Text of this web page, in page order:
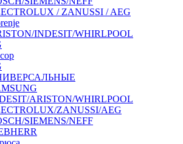
/ ZANUSSI / AEG
INDESIT/WHIRLPOOL
ARISTON/WHIRLPOOL
ZANUSSI/AEG
SIEMENS/NEFF